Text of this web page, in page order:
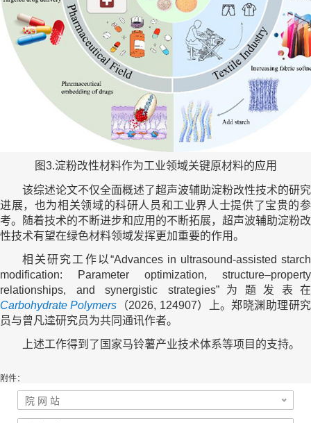
图3.淀粉改性材料作为工业领域关键原材料的应用
该综述论文不仅全面概述了超声波辅助淀粉改性技术的研究
进展，也为相关领域的科研人员和工业界人士提供了宝贵的参
考。随着技术的不断进步和应用的不断拓展，超声波辅助淀粉改
性技术有望在绿色材料领域发挥更加重要的作用。
相关研究工作以“Advances in ultrasound-assisted starch
modification: Parameter optimization, structure–property
relationships, and synergistic strategies”为题发表在
Carbohydrate Polymers （2026, 124907）上。郑晓渊助理研究
员与曾凡逵研究员为共同通讯作者。
上述工作得到了国家马铃薯产业技术体系等项目的支持。
附件：